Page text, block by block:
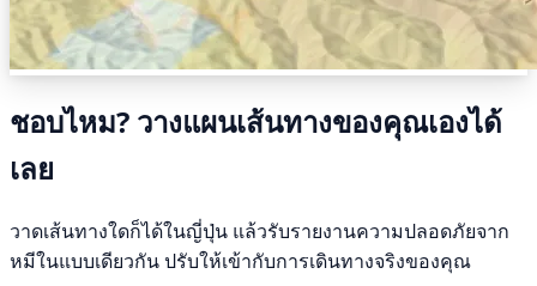
ชอบไหม? วางแผนเส้นทางของคุณเองได้
เลย
วาดเส้นทางใดก็ได้ในญี่ปุ่น แล้วรับรายงานความปลอดภัยจาก
หมีในแบบเดียวกัน ปรับให้เข้ากับการเดินทางจริงของคุณ